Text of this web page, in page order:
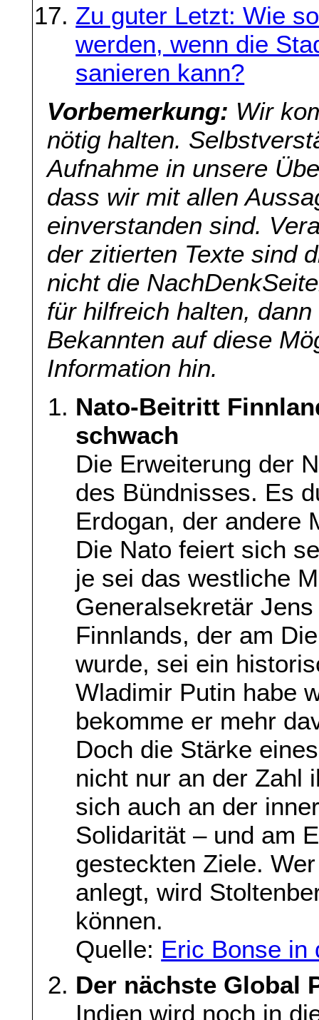
Zu guter Letzt: Wie
werden, wenn die
sanieren kann?
Vorbemerkung: Wir
nötig halten.
Aufnahme in unsere
dass wir mit allen
einverstanden sind.
der zitierten Texte sind
nicht die
für hilfreich halten,
Bekannten auf diese
Information hin.
Nato-Beitritt
schwach
Die Erweiterung der
des Bündnisses. Es
Erdogan, der andere
Die Nato feiert sich
je sei das westliche
Generalsekretär
Finnlands, der am
wurde, sei ein
Wladimir Putin habe
bekomme er mehr
Doch die Stärke
nicht nur an der Zahl
sich auch an der
Solidarität – und am
gesteckten Ziele.
anlegt, wird
können.
Quelle: Eric Bonse in
Der nächste Global
Indien wird noch in